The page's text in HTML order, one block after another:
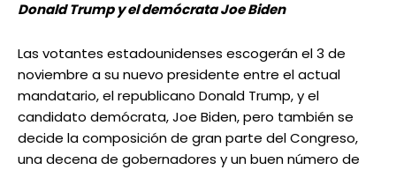
Donald Trump y el demócrata Joe Biden
Las votantes estadounidenses escogerán el 3 de
noviembre a su nuevo presidente entre el actual
mandatario, el republicano Donald Trump, y el
candidato demócrata, Joe Biden, pero también se
decide la composición de gran parte del Congreso,
una decena de gobernadores y un buen número de